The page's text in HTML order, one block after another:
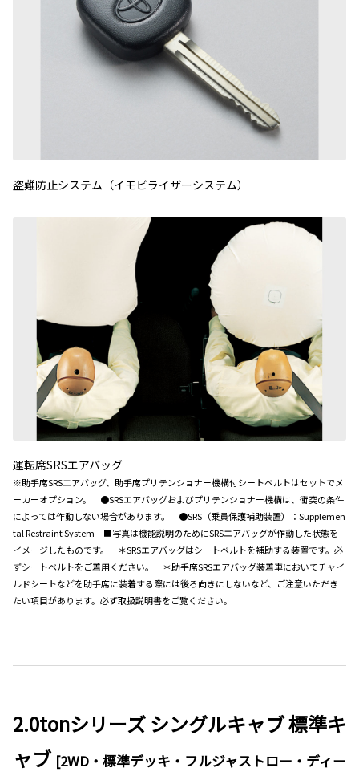
盗難防止システム（イモビライザーシステム）
運転席SRSエアバッグ
※助手席SRSエアバッグ、助手席プリテンショナー機構付シートベルトはセットでメ
ーカーオプション。 ●SRSエアバッグおよびプリテンショナー機構は、衝突の条件
によっては作動しない場合があります。 ●SRS（乗員保護補助装置）：Supplemen
tal Restraint System ■写真は機能説明のためにSRSエアバッグが作動した状態を
イメージしたものです。 ＊SRSエアバッグはシートベルトを補助する装置です。必
ずシートベルトをご着用ください。 ＊助手席SRSエアバッグ装着車においてチャイ
ルドシートなどを助手席に装着する際には後ろ向きにしないなど、ご注意いただき
たい項目があります。必ず取扱説明書をご覧ください。
2.0tonシリーズ シングルキャブ 標準キ
ャブ [2WD・標準デッキ・フルジャストロー・ディー